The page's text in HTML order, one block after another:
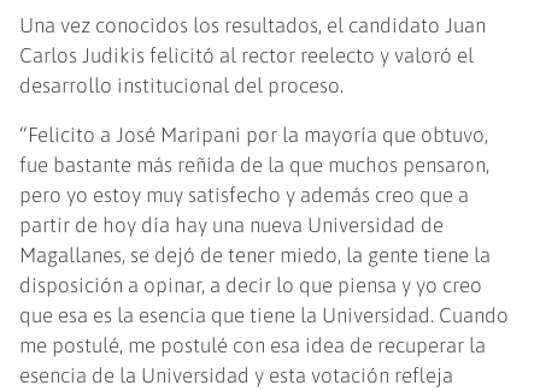
Una vez conocidos los resultados, el candidato Juan
Carlos Judikis felicitó al rector reelecto y valoró el
desarrollo institucional del proceso.
“Felicito a José Maripani por la mayoría que obtuvo,
fue bastante más reñida de la que muchos pensaron,
pero yo estoy muy satisfecho y además creo que a
partir de hoy día hay una nueva Universidad de
Magallanes, se dejó de tener miedo, la gente tiene la
disposición a opinar, a decir lo que piensa y yo creo
que esa es la esencia que tiene la Universidad. Cuando
me postulé, me postulé con esa idea de recuperar la
esencia de la Universidad y esta votación refleja